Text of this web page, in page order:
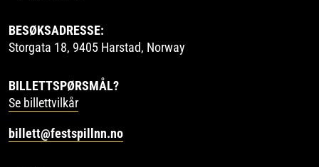
BESØKSADRESSE:
Storgata 18, 9405 Harstad, Norway
BILLETTSPØRSMÅL?
Se billettvilkår
billett@festspillnn.no